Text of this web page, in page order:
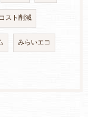
コスト削減
みらいエコ